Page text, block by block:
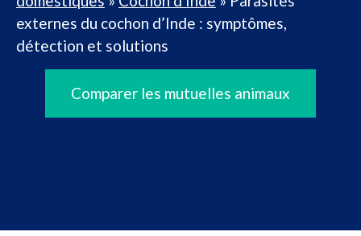
externes du cochon d’Inde : symptômes,
détection et solutions
Comparer les mutuelles animaux